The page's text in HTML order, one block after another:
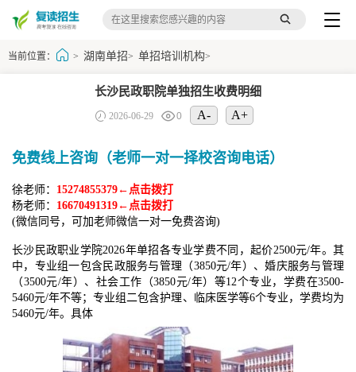
当前位置： > 湖南单招> 单招培训机构>
长沙民政职院单独招生收费明细
2026-06-29 0 A- A+
免费线上咨询（老师一对一择校咨询电话）
徐老师： 15274855379←点击拨打
杨老师： 16670491319←点击拨打
(微信同号，可加老师微信一对一免费咨询)
长沙民政职业学院2026年单招各专业学费不同，起价2500元/年。其
中，专业组一包含民政服务与管理（3850元/年）、婚庆服务与管理
（3500元/年）、社会工作（3850元/年）等12个专业，学费在3500-
5460元/年不等；专业组二包含护理、临床医学等6个专业，学费均为
5460元/年。具体